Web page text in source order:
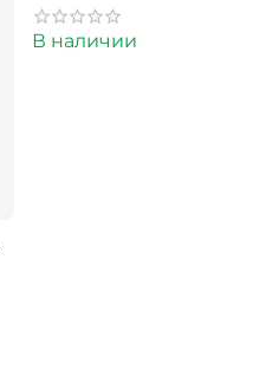
В наличии